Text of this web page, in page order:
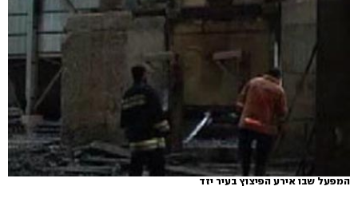
המפעל שבו אירע הפיצוץ בעיר יזד